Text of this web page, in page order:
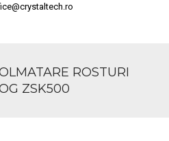
ROSTURI
ZSK500